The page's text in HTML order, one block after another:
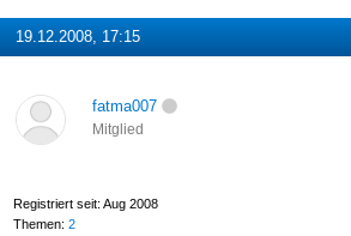
19.12.2008, 17:15
fatma007
Mitglied
Registriert seit: Aug 2008
Themen: 2